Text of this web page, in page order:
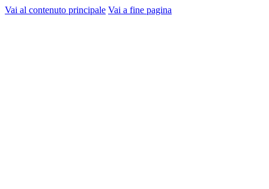
Vai al contenuto principale Vai a fine pagina